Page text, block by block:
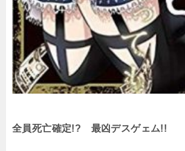
全員死亡確定!? 最凶デスゲェム!!